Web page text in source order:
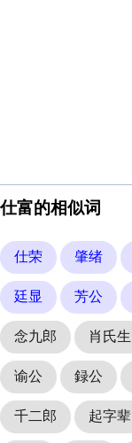
仕富的相似词
仕荣 肇绪
廷显 芳公
念九郎 肖氏生
谕公 録公
千二郎 起字辈